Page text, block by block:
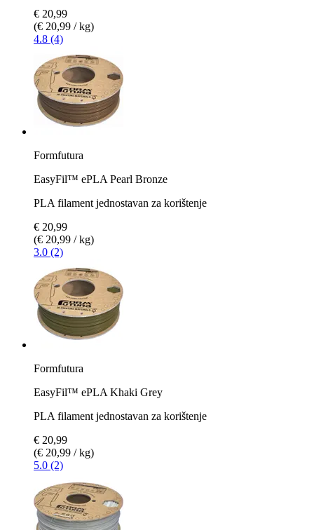
€ 20,99
(€ 20,99 / kg)
4.8 (4)
Formfutura
EasyFil™ ePLA Pearl Bronze
PLA filament jednostavan za korištenje
€ 20,99
(€ 20,99 / kg)
3.0 (2)
Formfutura
EasyFil™ ePLA Khaki Grey
PLA filament jednostavan za korištenje
€ 20,99
(€ 20,99 / kg)
5.0 (2)